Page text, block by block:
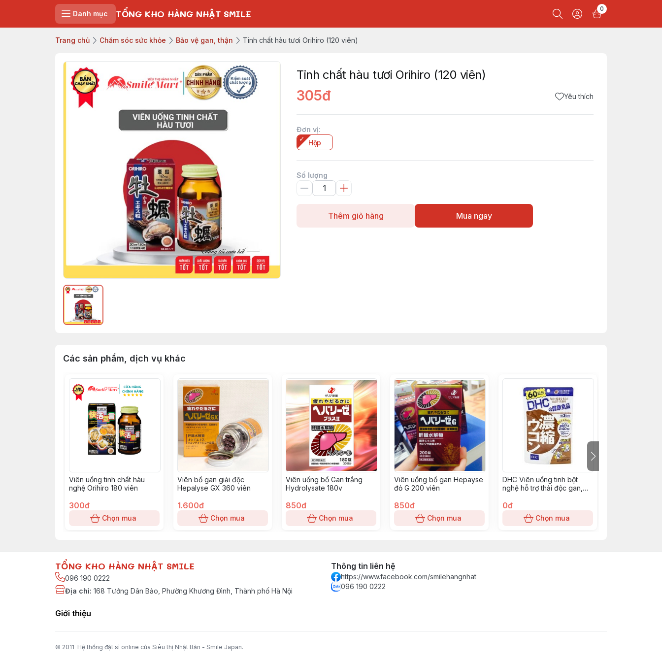
Danh mục TỔNG KHO HÀNG NHẬT SMILE 0
Trang chủ Chăm sóc sức khỏe Bảo vệ gan, thận Tinh chất hàu tươi Orihiro (120 viên)
Tinh chất hàu tươi Orihiro (120 viên)
305đ Yêu thích
Đơn vị:
Hộp
Số lượng
Thêm giỏ hàng Mua ngay
Các sản phẩm, dịch vụ khác
Viên uống tinh chất hàu
nghệ Orihiro 180 viên
300đ
Chọn mua
Viên bổ gan giải độc
Hepalyse GX 360 viên
1.600đ
Chọn mua
Viên uống bổ Gan trắng
Hydrolysate 180v
850đ
Chọn mua
Viên uống bổ gan Hepayse
đỏ G 200 viên
850đ
Chọn mua
DHC Viên uống tinh bột
nghệ hỗ trợ thải độc gan,
0đ
Chọn mua
TỔNG KHO HÀNG NHẬT SMILE
096 190 0222
Địa chỉ: 168 Tưởng Dân Bảo, Phường Khương Đình, Thành phố Hà Nội
Thông tin liên hệ
https://www.facebook.com/smilehangnhat
096 190 0222
Giới thiệu
© 2011 Hệ thống đặt sỉ online của Siêu thị Nhật Bản - Smile Japan.